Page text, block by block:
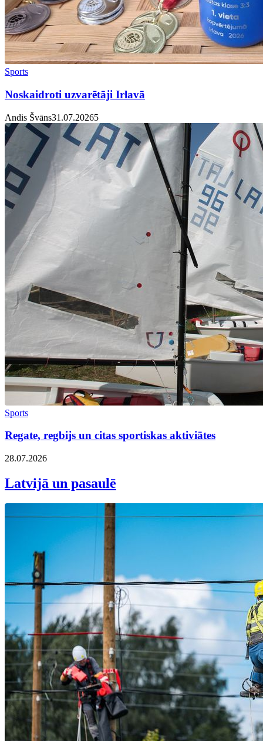
Sports
Noskaidroti uzvarētāji Irlavā
Andis Švāns31.07.20265
Sports
Regate, regbijs un citas sportiskas aktiviātes
28.07.2026
Latvijā un pasaulē